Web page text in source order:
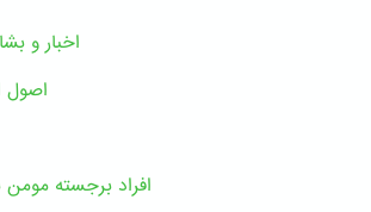
اخبار و
اصول
افراد برجسته مومن